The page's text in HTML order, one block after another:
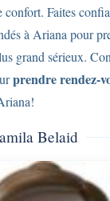
Faites
à Ariana pour
grand sérieux.
prendre rendez-
Belaid